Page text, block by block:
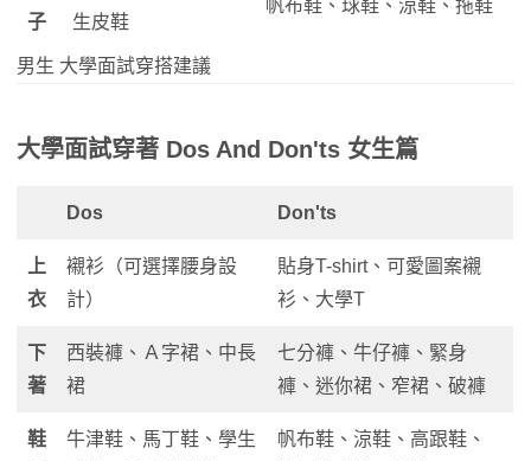
子 生皮鞋
帆布鞋、球鞋、涼鞋、拖鞋
男生 大學面試穿搭建議
大學面試穿著 Dos And Don'ts 女生篇
Dos Don'ts
上
衣
襯衫（可選擇腰身設
計）
貼身T-shirt、可愛圖案襯
衫、大學T
下
著
西裝褲、Ａ字裙、中長
裙
七分褲、牛仔褲、緊身
褲、迷你裙、窄裙、破褲
鞋
牛津鞋、馬丁鞋、學生
帆布鞋、涼鞋、高跟鞋、